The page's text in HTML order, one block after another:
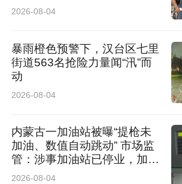
2026-08-04
暴雨橙色预警下，汉台区七里
街道563名抢险力量闻“汛”而
动
2026-08-04
内蒙古一加油站被曝“提枪未
加油、数值自动跳动” 市场监
管：涉事加油站已停业，加油
机封存送检，鉴定结果未出无
2026-08-04